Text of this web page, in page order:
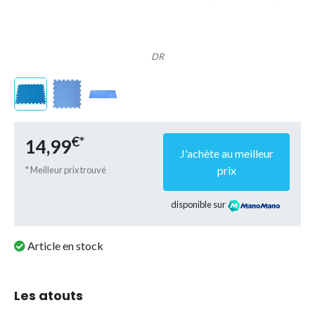
DR
14,99€*
* Meilleur prix trouvé
J'achète au meilleur
prix
disponible sur
Article en stock
Les atouts